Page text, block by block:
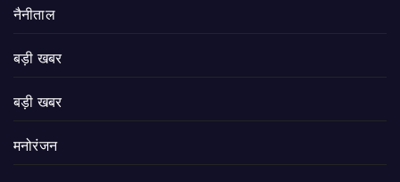
नैनीताल
बड़ी खबर
बड़ी खबर
मनोरंजन